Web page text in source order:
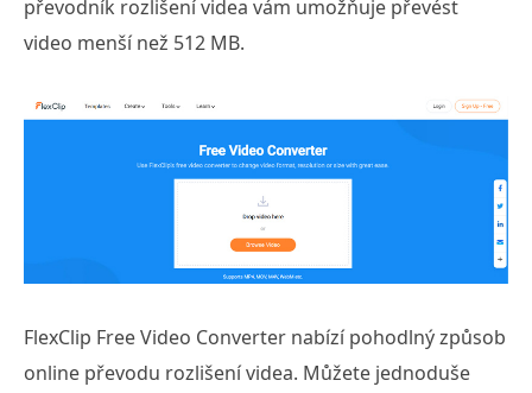
převodník rozlišení videa vám umožňuje převést
video menší než 512 MB.
FlexClip Free Video Converter nabízí pohodlný způsob
online převodu rozlišení videa. Můžete jednoduše